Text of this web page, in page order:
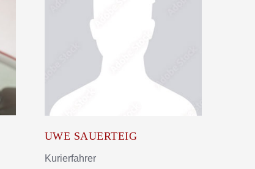
UWE SAUERTEIG
Kurierfahrer